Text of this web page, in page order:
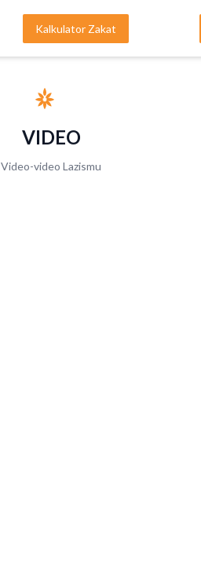
Kalkulator Zakat
VIDEO
Video-video Lazismu